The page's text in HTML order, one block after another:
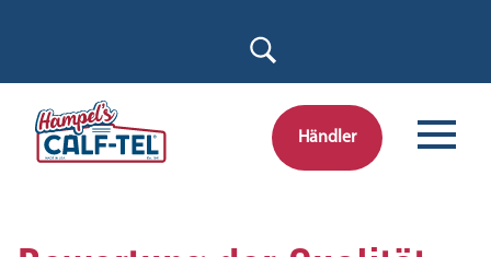
Händler